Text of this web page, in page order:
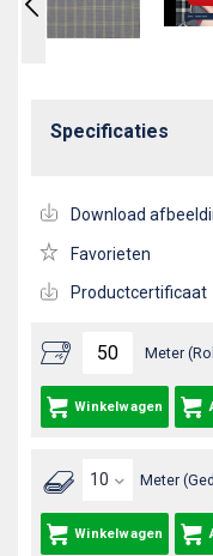
Meter
Winkelwagen
Meter
Winkelwagen
Specificaties
Download
Favorieten
Productcertificaat